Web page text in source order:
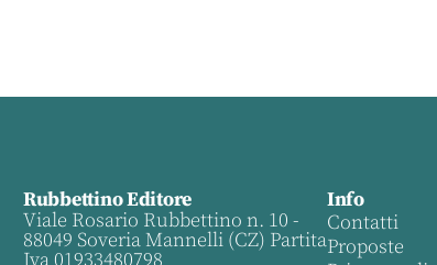
Rubbettino Editore
Viale Rosario Rubbettino n. 10 -
88049 Soveria Mannelli (CZ) Partita
Info
Contatti
Proposte